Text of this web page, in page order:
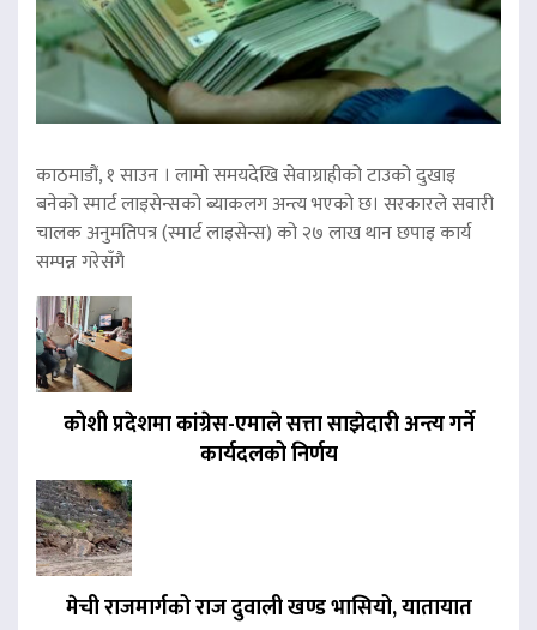
काठमाडौं, १ साउन । लामो समयदेखि सेवाग्राहीको टाउको दुखाइ
बनेको स्मार्ट लाइसेन्सको ब्याकलग अन्त्य भएको छ। सरकारले सवारी
चालक अनुमतिपत्र (स्मार्ट लाइसेन्स) को २७ लाख थान छपाइ कार्य
सम्पन्न गरेसँगै
कोशी प्रदेशमा कांग्रेस-एमाले सत्ता साझेदारी अन्त्य गर्ने
कार्यदलको निर्णय
मेची राजमार्गको राज दुवाली खण्ड भासियो, यातायात